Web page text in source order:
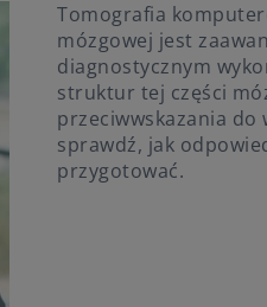
Tomografia
mózgowej jest
diagnostycznym
struktur tej części
przeciwwskazania do
sprawdź, jak
przygotować.